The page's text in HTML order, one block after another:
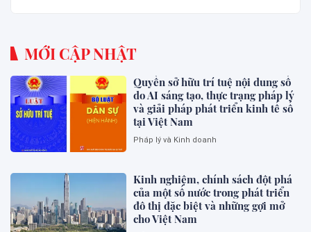
MỚI CẬP NHẬT
Quyền sở hữu trí tuệ nội dung số
do AI sáng tạo, thực trạng pháp lý
và giải pháp phát triển kinh tế số
tại Việt Nam
Pháp lý và Kinh doanh
Kinh nghiệm, chính sách đột phá
của một số nước trong phát triển
đô thị đặc biệt và những gợi mở
cho Việt Nam